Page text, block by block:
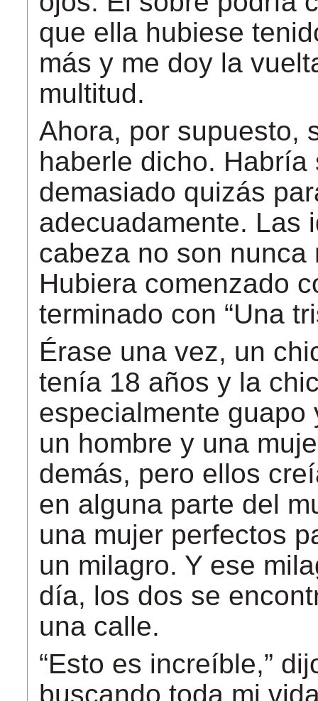
que ella hubiese
más y me doy la
multitud.
Ahora, por supuesto,
haberle dicho.
demasiado quizás
adecuadamente. Las
cabeza no son
Hubiera comenzado
terminado con “Una
Érase una vez, un
tenía 18 años y la
especialmente
un hombre y una
demás, pero ellos
en alguna parte del
una mujer perfectos
un milagro. Y ese
día, los dos se
una calle.
“Esto es increíble,”
buscando toda mi